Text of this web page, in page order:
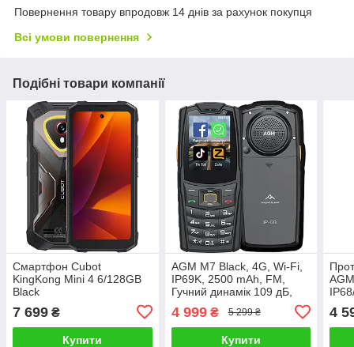
Повернення товару впродовж 14 днів за рахунок покупця
Всі умови повернення
Подібні товари компанії
Смартфон Cubot
KingKong Mini 4 6/128GB
Black
7 699 ₴
Купити
AGM M7 Black, 4G, Wi-Fi,
IP69K, 2500 mAh, FM,
Гучний динамік 109 дБ,
Сенсорний дисплей 2.4",
Протиударний телефон
4 999₴ 5 299 ₴
Купити
109
4